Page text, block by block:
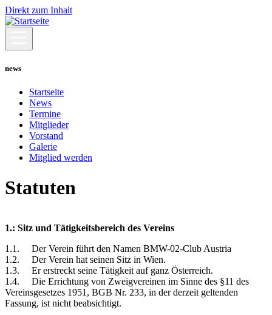
Direkt zum Inhalt
news
Startseite
News
Termine
Mitglieder
Vorstand
Galerie
Mitglied werden
Statuten
1.: Sitz und Tätigkeitsbereich des Vereins
1.1. Der Verein führt den Namen BMW-02-Club Austria
1.2. Der Verein hat seinen Sitz in Wien.
1.3. Er erstreckt seine Tätigkeit auf ganz Österreich.
1.4. Die Errichtung von Zweigvereinen im Sinne des §11 des
Vereinsgesetzes 1951, BGB Nr. 233, in der derzeit geltenden
Fassung, ist nicht beabsichtigt.